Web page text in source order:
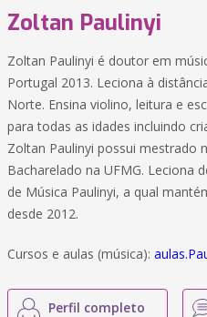
Zoltan Paulinyi
Zoltan Paulinyi é doutor em
Portugal 2013. Leciona à
Norte. Ensina violino, leitura e
para todas as idades incluindo
Zoltan Paulinyi possui mestrado
Bacharelado na UFMG. Leciona
de Música Paulinyi, a qual
desde 2012.
Cursos e aulas (música):
Perfil completo